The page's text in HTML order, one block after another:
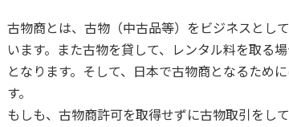
古物商とは、古物（中古品等）をビジネスとし
います。また古物を貸して、レンタル料を取る
となります。そして、日本で古物商となるため
す。
もしも、古物商許可を取得せずに古物取引をし